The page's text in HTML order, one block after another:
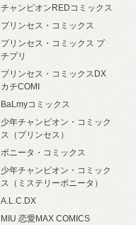
チャンピオンREDコミックス
プリンセス・コミックス
プリンセス・コミックス プ
チプリ
プリンセス・コミックスDX
カチCOMI
BaLmyコミックス
少年チャンピオン・コミック
ス（プリンセス）
ボニータ・コミックス
少年チャンピオン・コミック
ス（ミステリーボニータ）
A.L.C.DX
MIU 恋愛MAX COMICS